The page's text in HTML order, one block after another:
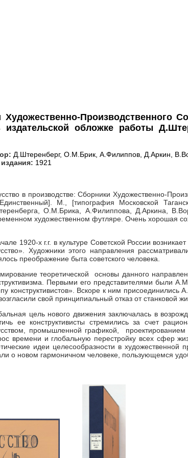
Производственного
обложке работы
Д.Штеренберг, О.М.Брик, А.Филиппов, Д.Аркин,
1921
в производстве: Сборники Художественно-
М., [типография Московской
О.М.Брика, А.Филиппова, Д.Аркина,
художественном футляре. Очень хорошая
1920-х г.г. в культуре Советской России
Художники этого направления
преображение быта советского человека.
теоретической основы данного
Первыми его представителями были
конструктивистов». Вскоре к ним
свой принципиальный отказ от станковой
цель нового движения заключалась в
ее конструктивисты стремились за счет
промышленной графикой,
времени и глобальную перестройку всех сфер
идеи целесообразности в
о новом гармоничном человеке, пользующемся